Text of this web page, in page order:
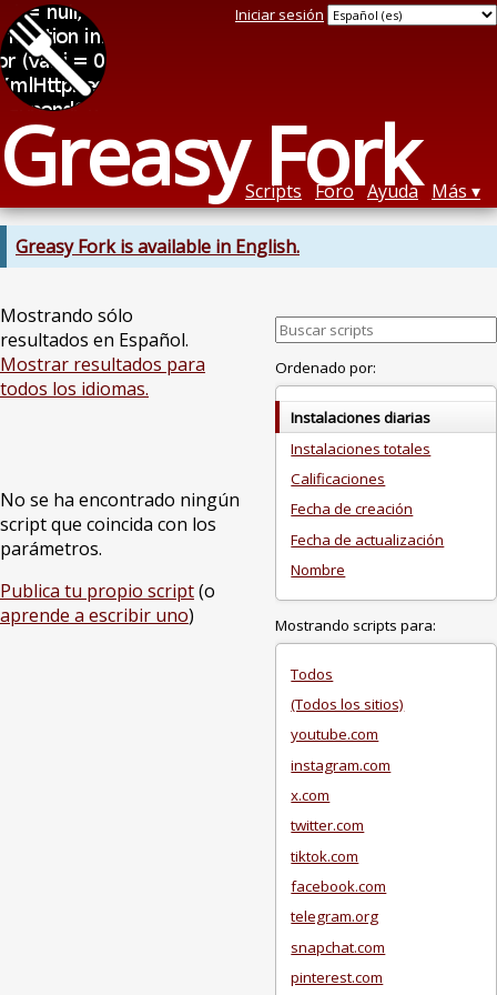
Greasy Fork
Iniciar sesión
Scripts Foro Ayuda Más
Greasy Fork is available in English.
Mostrando sólo
resultados en Español.
Mostrar resultados para
todos los idiomas.
No se ha encontrado ningún
script que coincida con los
parámetros.
Publica tu propio script(o
aprende a escribir uno)
Ordenado por:
Instalaciones diarias
Instalaciones totales
Calificaciones
Fecha de creación
Fecha de actualización
Nombre
Mostrando scripts para:
Todos
(Todos los sitios)
youtube.com
instagram.com
x.com
twitter.com
tiktok.com
facebook.com
telegram.org
snapchat.com
pinterest.com